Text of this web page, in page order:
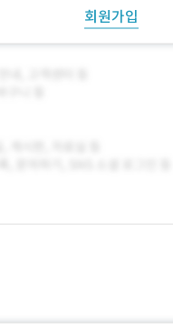
회원가입